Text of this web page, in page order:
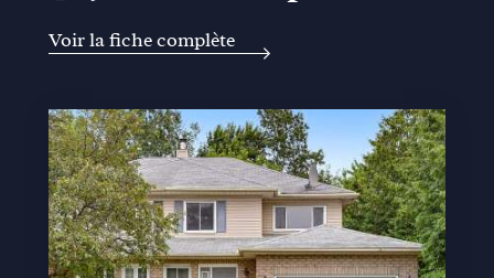
Voir la fiche complète